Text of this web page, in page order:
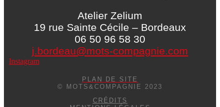
Atelier Zelium
19 rue Sainte Cécile – Bordeaux
06 50 96 58 30
j.bordeau@mots-compagnie.com
Instagram
PLAN DE SITE
© MOTS&COMPAGNIE 2023
CRÉDITS